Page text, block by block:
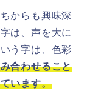
からも興味深
は、声を大に
う字は、色彩
合わせること
います。